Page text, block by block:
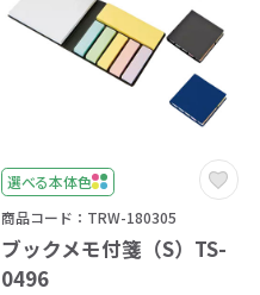
選べる本体色
商品コード：TRW-180305
ブックメモ付箋（S）TS-
0496